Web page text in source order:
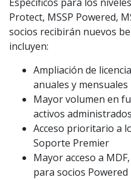
Protect, MSSP Powered,
socios recibirán nuevos
incluyen:
Ampliación de
anuales y mensuales
Mayor volumen en
activos administrados
Acceso prioritario a
Soporte Premier
Mayor acceso a
para socios Powered